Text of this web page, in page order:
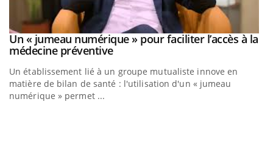
Youtube
Un « jumeau numérique » pour faciliter l’accès à la
médecine préventiveYoutube
Un établissement lié à un groupe mutualiste innove en
matière de bilan de santé : l'utilisation d'un « jumeau
numérique » permet ...